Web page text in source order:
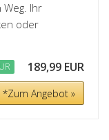
Ihr
oder
189,99 EUR
*Zum Angebot »